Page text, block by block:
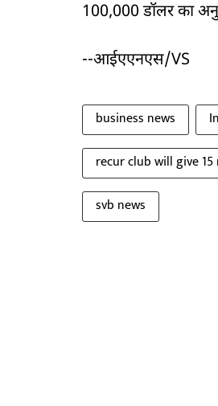
100,000 डॉलर का
--आईएएनएस/VS
business news
recur club will give
svb news